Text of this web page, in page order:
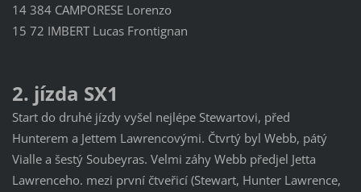
14 384 CAMPORESE Lorenzo
15 72 IMBERT Lucas Frontignan
2. jízda SX1
Start do druhé jízdy vyšel nejlépe Stewartovi, před
Hunterem a Jettem Lawrencovými. Čtvrtý byl Webb, pátý
Vialle a šestý Soubeyras. Velmi záhy Webb předjel Jetta
Lawrenceho. mezi první čtveřicí (Stewart, Hunter Lawrence,